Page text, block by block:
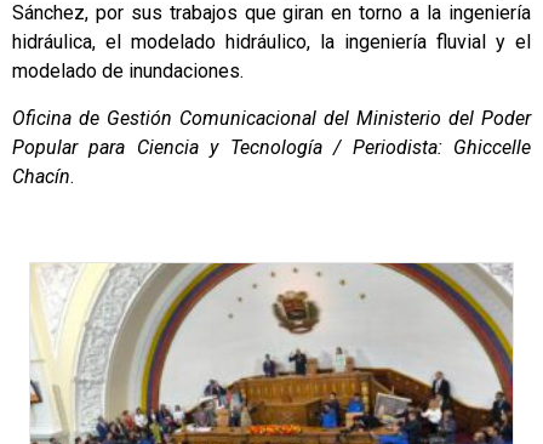
Sánchez, por sus trabajos que giran en torno a la ingeniería
hidráulica, el modelado hidráulico, la ingeniería fluvial y el
modelado de inundaciones.
Oficina de Gestión Comunicacional del Ministerio del Poder
Popular para Ciencia y Tecnología / Periodista: Ghiccelle
Chacín.